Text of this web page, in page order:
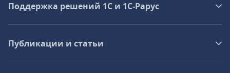
Поддержка решений 1С и 1С‑Рарус
Публикации и статьи